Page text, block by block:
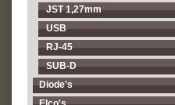
JST 1,27mm
USB
RJ-45
SUB-D
Diode's